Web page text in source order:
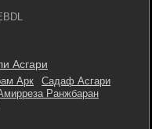
Асгари
Арк
Садаф Асгари
Ранжбаран